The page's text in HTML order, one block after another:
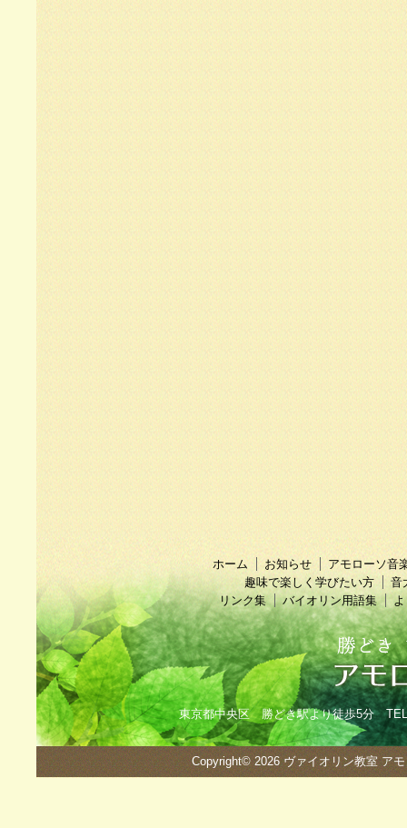
ホーム お知らせ
アモローソ音
趣味で楽しく学びたい方
音
リンク集
バイオリン用語集
東京都中央区 勝どき駅より徒歩5分
Copyright© 2026 ヴァイオリン教室 ア